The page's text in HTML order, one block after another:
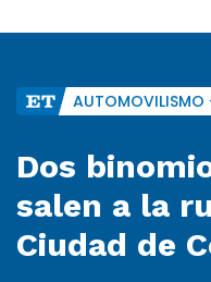
AUTOMOVILISMO
Dos
salen a la
Ciudad de